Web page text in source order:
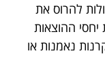
להרוס את
ההוצאות
נאמנות או